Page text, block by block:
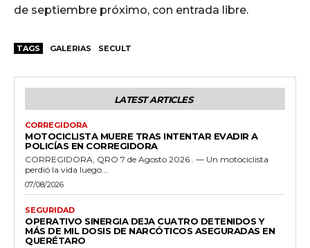
de septiembre próximo, con entrada libre.
TAGS GALERIAS SECULT
LATEST ARTICLES
CORREGIDORA
MOTOCICLISTA MUERE TRAS INTENTAR EVADIR A
POLICÍAS EN CORREGIDORA
CORREGIDORA, QRO 7 de Agosto 2026 . — Un motociclista
perdió la vida luego...
07/08/2026
SEGURIDAD
OPERATIVO SINERGIA DEJA CUATRO DETENIDOS Y
MÁS DE MIL DOSIS DE NARCÓTICOS ASEGURADAS EN
QUERÉTARO